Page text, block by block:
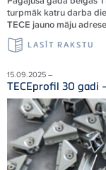
turpmāk katru darba
TECE jauno māju
LASĪT RAKSTU
15.09.2025 –
TECEprofil 30 gadi